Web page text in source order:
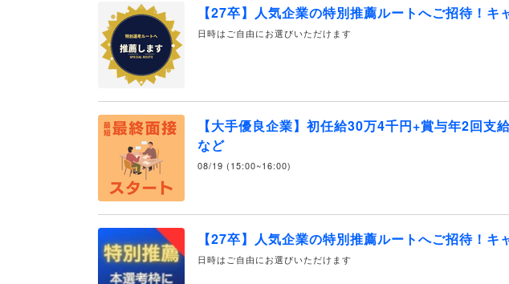
【27卒】人気企業の特別推薦ルートへご招待！キ
日時はご自由にお選びいただけます
【大手優良企業】初任給30万4千円+賞与年2回
など
08/19 (15:00~16:00)
【27卒】人気企業の特別推薦ルートへご招待！キ
日時はご自由にお選びいただけます